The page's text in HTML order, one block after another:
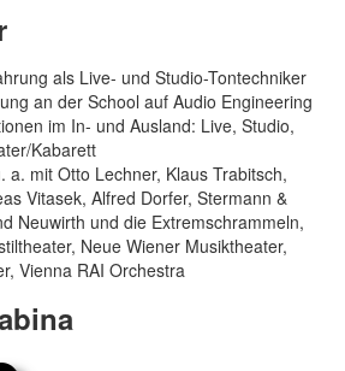
als Live- und Studio-Tontechniker
an der School auf Audio Engineering
im In- und Ausland: Live, Studio,
Kabarett
a. mit Otto Lechner, Klaus Trabitsch,
Vitasek, Alfred Dorfer, Stermann &
Neuwirth und die Extremschrammeln,
Neue Wiener Musiktheater,
Vienna RAI Orchestra